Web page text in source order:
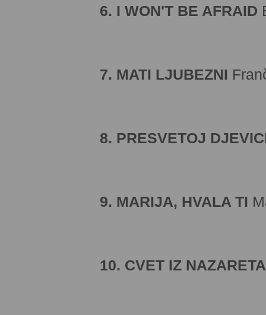
6. I WON'T BE AFRAID
7. MATI LJUBEZNI
8. PRESVETOJ
9. MARIJA, HVALA TI
10. CVET IZ NAZARETA